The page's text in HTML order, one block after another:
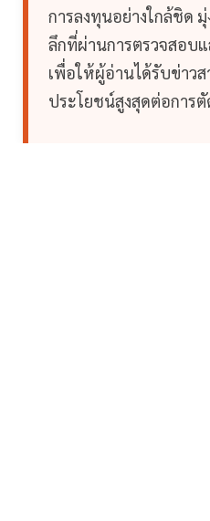
การลงทุนอย่างใกล้ชิด
ลึกที่ผ่านการตรวจสอบ
เพื่อให้ผู้อ่านได้รับข่าว
ประโยชน์สูงสุดต่อการ